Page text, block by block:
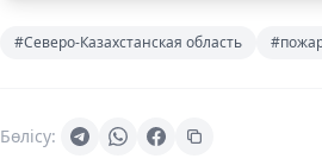
#Северо-Казахстанская область
Бөлісу: